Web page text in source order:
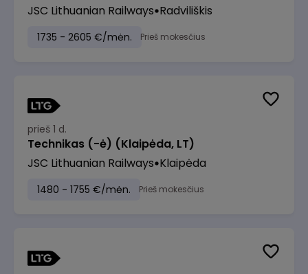
JSC Lithuanian Railways Radviliškis
1735 - 2605 €/mėn. Prieš mokesčius
prieš 1 d.
Technikas (-ė) (Klaipėda, LT)
JSC Lithuanian Railways Klaipėda
1480 - 1755 €/mėn. Prieš mokesčius